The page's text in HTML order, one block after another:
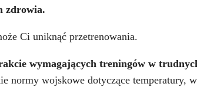
zdrowia.
Ci uniknąć przetrenowania.
wymagających treningów w
normy wojskowe dotyczące temperatury,